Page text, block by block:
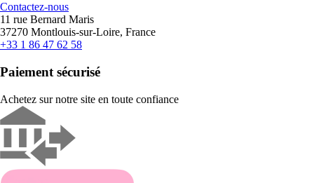
Contactez-nous
11 rue Bernard Maris
37270 Montlouis-sur-Loire, France
+33 1 86 47 62 58
Paiement sécurisé
Achetez sur notre site en toute confiance